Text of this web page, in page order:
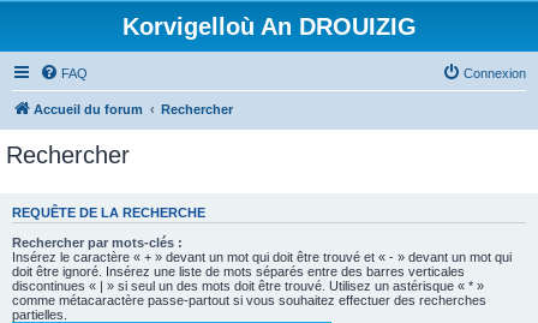
Korvigelloù An DROUIZIG
FAQ Connexion
Accueil du forum Rechercher
Rechercher
REQUÊTE DE LA RECHERCHE
Rechercher par mots-clés :
Insérez le caractère « + » devant un mot qui doit être trouvé et « - » devant un mot qui
doit être ignoré. Insérez une liste de mots séparés entre des barres verticales
discontinues « | » si seul un des mots doit être trouvé. Utilisez un astérisque « * »
comme métacaractère passe-partout si vous souhaitez effectuer des recherches
partielles.